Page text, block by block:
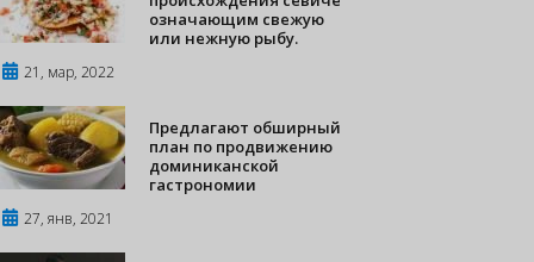
означающим свежую
или нежную рыбу.
21, мар, 2022
Предлагают обширный
план по продвижению
доминиканской
гастрономии
27, янв, 2021